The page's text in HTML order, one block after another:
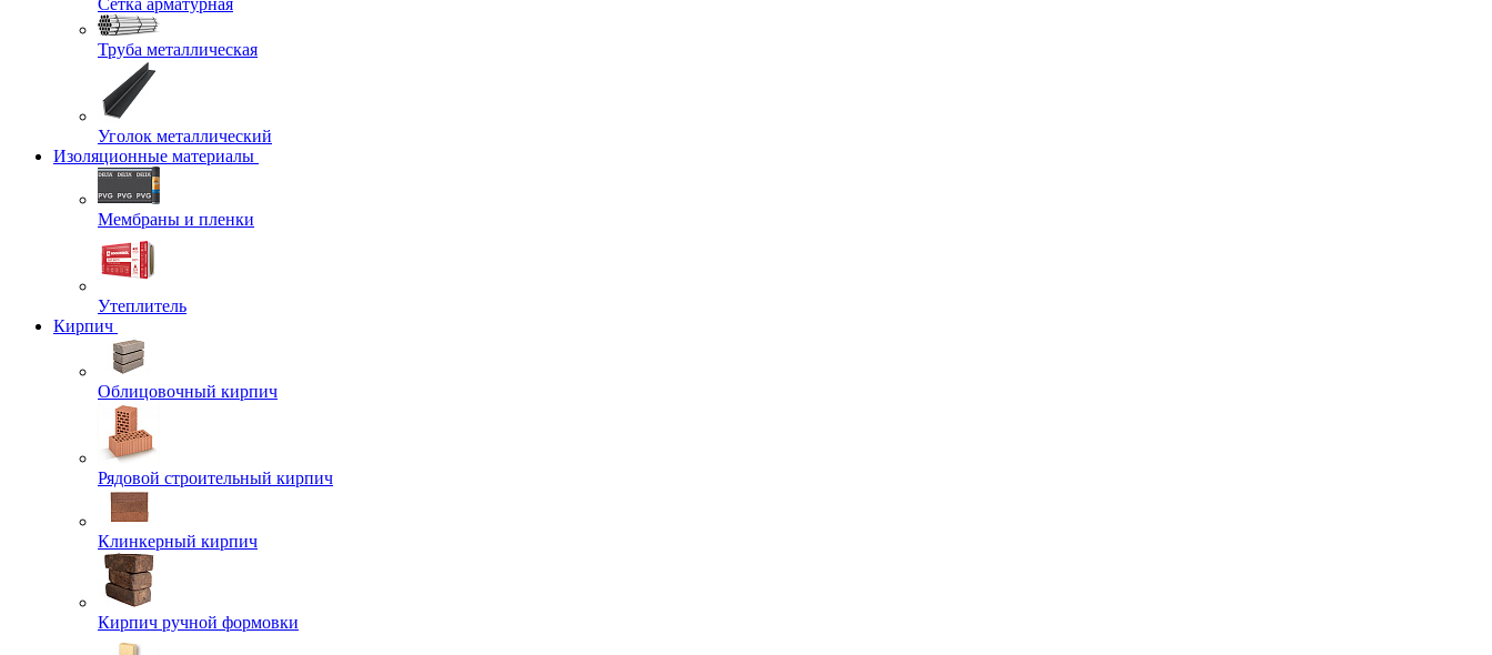
Сетка арматурная
Труба металлическая
Уголок металлический
Изоляционные материалы
Мембраны и пленки
Утеплитель
Кирпич
Облицовочный кирпич
Рядовой строительный кирпич
Клинкерный кирпич
Кирпич ручной формовки